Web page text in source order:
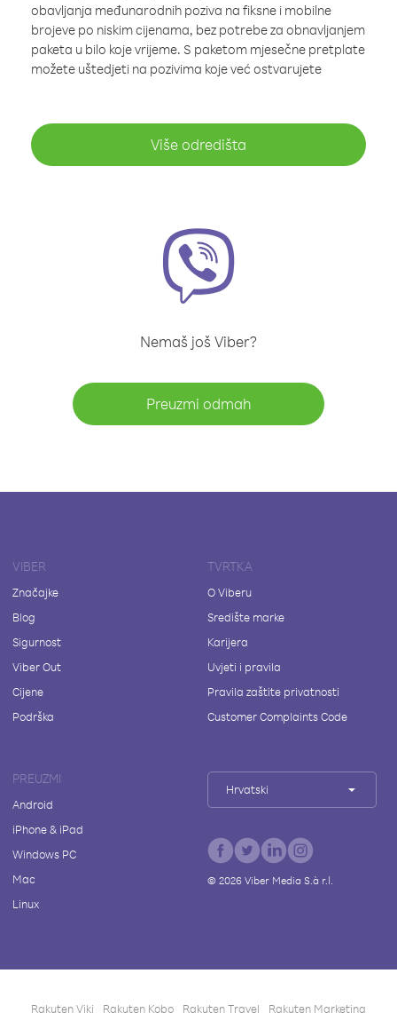
obavljanja međunarodnih poziva na fiksne i mobilne
brojeve po niskim cijenama, bez potrebe za obnavljanjem
paketa u bilo koje vrijeme. S paketom mjesečne pretplate
možete uštedjeti na pozivima koje već ostvarujete
Više odredišta
Nemaš još Viber?
Preuzmi odmah
VIBER
Značajke
Blog
Sigurnost
Viber Out
Cijene
Podrška
TVRTKA
O Viberu
Središte marke
Karijera
Uvjeti i pravila
Pravila zaštite privatnosti
Customer Complaints Code
PREUZMI
Android
iPhone & iPad
Windows PC
Mac
Linux
Hrvatski
© 2026Viber Media S.à r.l.
Rakuten Viki Rakuten Kobo Rakuten Travel Rakuten Marketing